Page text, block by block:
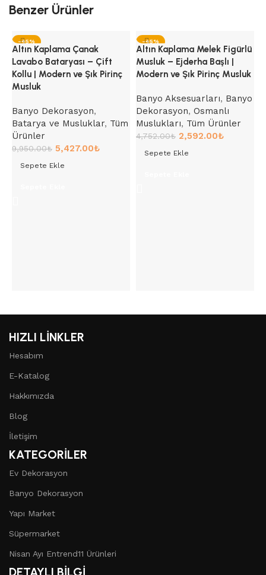
Benzer Ürünler
-45%
Altın Kaplama Çanak
Lavabo Bataryası – Çift
Kollu | Modern ve Şık Pirinç
Musluk
Banyo Dekorasyon,
Batarya ve Musluklar, Tüm
Ürünler
9,950.00₺ 5,427.00₺
Sepete Ekle
-45%
Altın Kaplama Melek Figürlü
Musluk – Ejderha Başlı |
Modern ve Şık Pirinç Musluk
Banyo Aksesuarları, Banyo
Dekorasyon, Osmanlı
Muslukları, Tüm Ürünler
4,752.00₺ 2,592.00₺
Sepete Ekle
HIZLI LİNKLER
Hesabım
E-Katalog
Hakkımızda
Blog
İletişim
KATEGORİLER
Ev Dekorasyon
Banyo Dekorasyon
Yapı Market
Süpermarket
Nisan Ayı Entrend11 Ürünleri
DETAYLI BİLGİ